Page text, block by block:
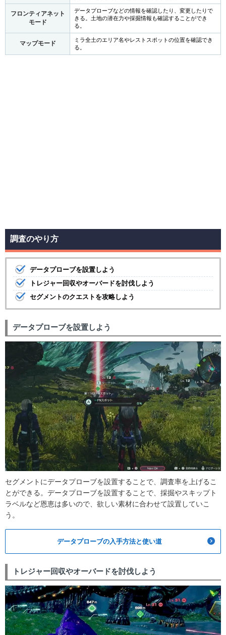
フロンティアネット
モード
データプローブなどの情報を確認したり、変更したりで
きる。土地の潜在力や採掘情報も確認することができ
る。
マップモード
ミラ全土のエリア名やレストスポットの位置を確認でき
る。
調査のやり方
データプローブを設置しよう
トレジャー回収やオーバードを討伐しよう
セグメントのクエストを攻略しよう
データプローブを設置しよう
セグメントにデータプローブを設置することで、調査率を上げるこ
とができる。データプローブを設置することで、採掘やスキップト
ラベルなど恩恵は多いので、欲しい素材に合わせて設置していこ
う。
データプローブの入手方法と使い道
トレジャー回収やオーバードを討伐しよう